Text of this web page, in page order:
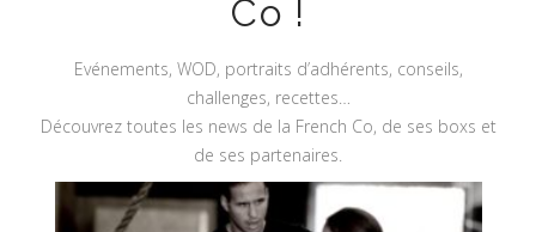
Co !
Evénements, WOD, portraits d’adhérents, conseils,
challenges, recettes…
Découvrez toutes les news de la French Co, de ses boxs et
de ses partenaires.